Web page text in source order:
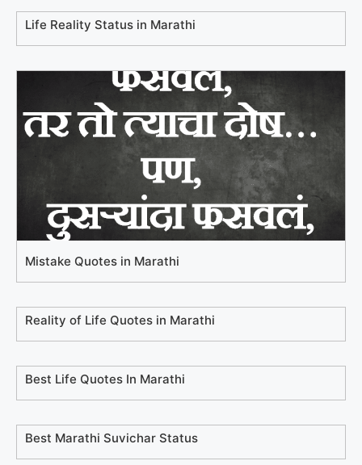
Life Reality Status in Marathi
Mistake Quotes in Marathi
Reality of Life Quotes in Marathi
Best Life Quotes In Marathi
Best Marathi Suvichar Status